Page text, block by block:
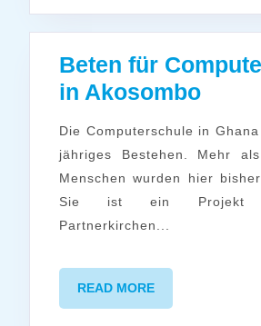
Beten für
in AkosomboBeten
in
Die Computerschule in Ghana feiert ihr 20-
jähriges Bestehen. Mehr
Menschen wurden hier
Sie ist ein Projekt
Partnerkirchen...
READ MOREREAD
MORE